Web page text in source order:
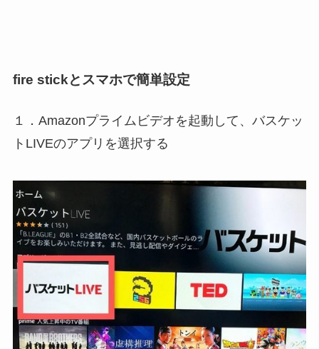
fire stickとスマホで簡単設定
１．Amazonプライムビデオを起動して、バスケッ
トLIVEのアプリを選択する